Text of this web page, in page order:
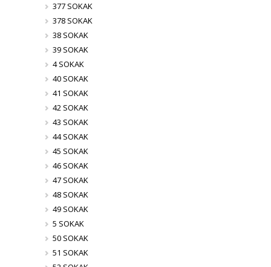
377 SOKAK
378 SOKAK
38 SOKAK
39 SOKAK
4 SOKAK
40 SOKAK
41 SOKAK
42 SOKAK
43 SOKAK
44 SOKAK
45 SOKAK
46 SOKAK
47 SOKAK
48 SOKAK
49 SOKAK
5 SOKAK
50 SOKAK
51 SOKAK